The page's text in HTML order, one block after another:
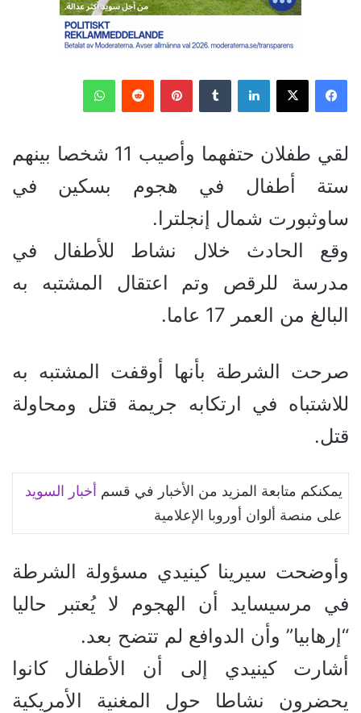
فيسبوك ‫X لينكدإن بينتيريست واتساب
لقي طفلان حتفهما وأصيب 11 شخصا بينهم
ستة أطفال في هجوم بسكين في
ساوثبورت شمال إنجلترا.
وقع الحادث خلال نشاط للأطفال في
مدرسة للرقص وتم اعتقال المشتبه به
البالغ من العمر 17 عاما.
صرحت الشرطة بأنها أوقفت المشتبه به
للاشتباه في ارتكابه جريمة قتل ومحاولة
قتل.
يمكنكم متابعة المزيد من الأخبار في قسم أخبار السويد
على منصة ألوان أوروبا الإعلامية
وأوضحت سيرينا كينيدي مسؤولة الشرطة
في مرسيسايد أن الهجوم لا يُعتبر حاليا
“إرهابيا” وأن الدوافع لم تتضح بعد.
أشارت كينيدي إلى أن الأطفال كانوا
يحضرون نشاطا حول المغنية الأمريكية